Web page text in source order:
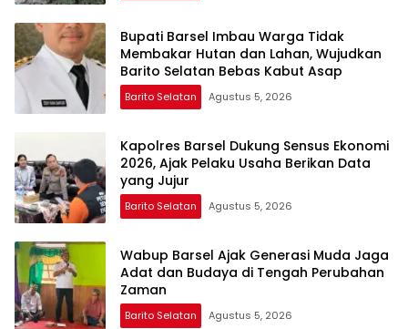
Bupati Barsel Imbau Warga Tidak
Membakar Hutan dan Lahan, Wujudkan
Barito Selatan Bebas Kabut Asap
Barito Selatan Agustus 5, 2026
Kapolres Barsel Dukung Sensus Ekonomi
2026, Ajak Pelaku Usaha Berikan Data
yang Jujur
Barito Selatan Agustus 5, 2026
Wabup Barsel Ajak Generasi Muda Jaga
Adat dan Budaya di Tengah Perubahan
Zaman
Barito Selatan Agustus 5, 2026